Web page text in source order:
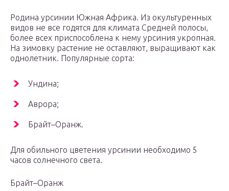
Родина урсинии Южная Африка. Из окультуренных
видов не все годятся для климата Средней полосы,
более всех приспособлена к нему урсиния укропная.
На зимовку растение не оставляют, выращивают как
однолетник. Популярные сорта:
Ундина;
Аврора;
Брайт–Оранж.
Для обильного цветения урсинии необходимо 5
часов солнечного света.
Брайт–Оранж